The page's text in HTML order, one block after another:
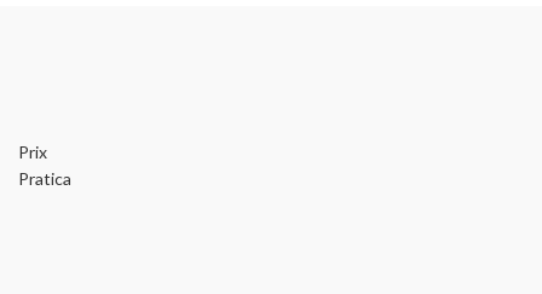
Prix
Pratica